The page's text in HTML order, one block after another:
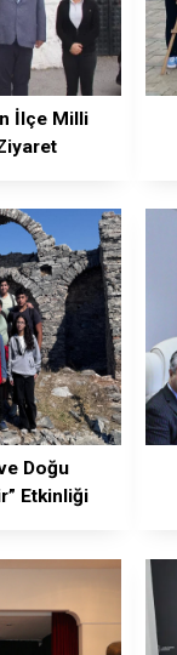
İlçe Milli
Doğu
Etkinliği